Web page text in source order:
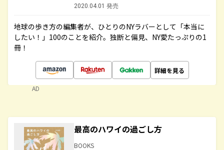
2020.04.01 発売
地球の歩き方の編集者が、ひとりのNYラバーとして「本当に
したい！」100のことを紹介。独断と偏見、NY愛たっぷりの1
冊！
詳細を見る
AD
最高のハワイの過ごし方
BOOKS